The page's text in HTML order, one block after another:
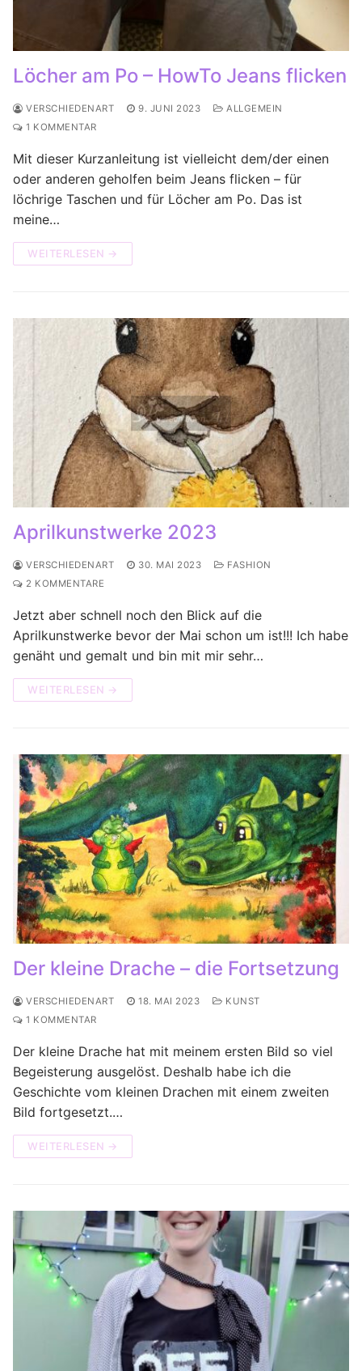
Löcher am Po – HowTo Jeans flicken
VERSCHIEDENART 9. JUNI 2023
ALLGEMEIN
1 KOMMENTAR
Mit dieser Kurzanleitung ist vielleicht dem/der einen
oder anderen geholfen beim Jeans flicken – für
löchrige Taschen und für Löcher am Po. Das ist
meine…
WEITERLESEN →
Aprilkunstwerke 2023
VERSCHIEDENART 30. MAI 2023
FASHION
2 KOMMENTARE
Jetzt aber schnell noch den Blick auf die
Aprilkunstwerke bevor der Mai schon um ist!!! Ich habe
genäht und gemalt und bin mit mir sehr…
WEITERLESEN →
Der kleine Drache – die Fortsetzung
VERSCHIEDENART 18. MAI 2023
KUNST
1 KOMMENTAR
Der kleine Drache hat mit meinem ersten Bild so viel
Begeisterung ausgelöst. Deshalb habe ich die
Geschichte vom kleinen Drachen mit einem zweiten
Bild fortgesetzt.…
WEITERLESEN →